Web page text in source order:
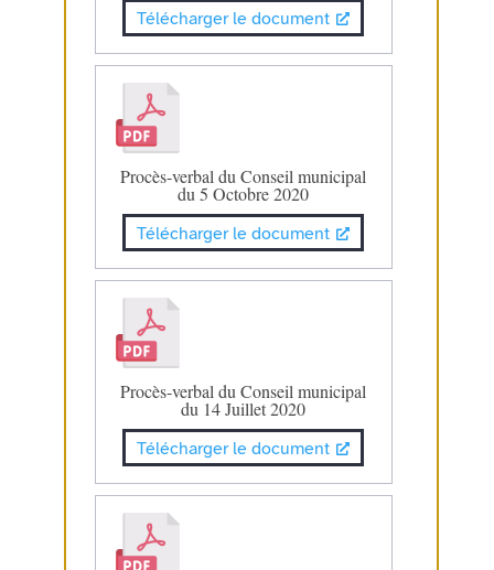
Télécharger le document
Procès-verbal du Conseil municipal
du 5 Octobre 2020
Télécharger le document
Procès-verbal du Conseil municipal
du 14 Juillet 2020
Télécharger le document